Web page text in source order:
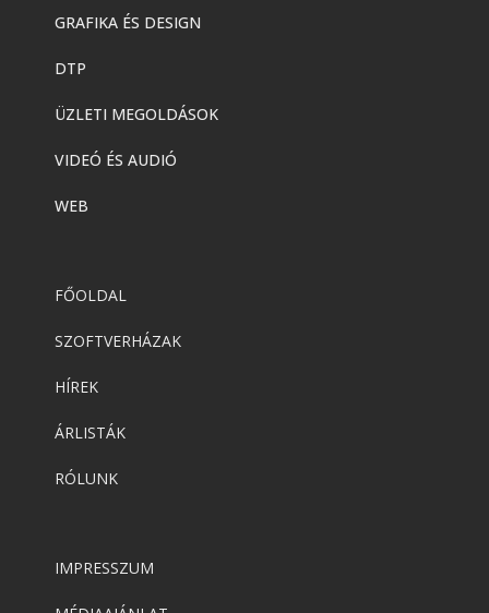
GRAFIKA ÉS DESIGN
DTP
ÜZLETI MEGOLDÁSOK
VIDEÓ ÉS AUDIÓ
WEB
FŐOLDAL
SZOFTVERHÁZAK
HÍREK
ÁRLISTÁK
RÓLUNK
IMPRESSZUM